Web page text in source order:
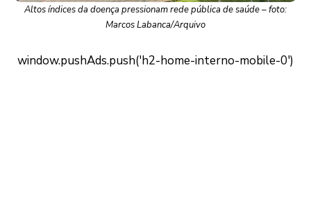
Altos índices da doença pressionam rede pública de saúde – foto:
Marcos Labanca/Arquivo